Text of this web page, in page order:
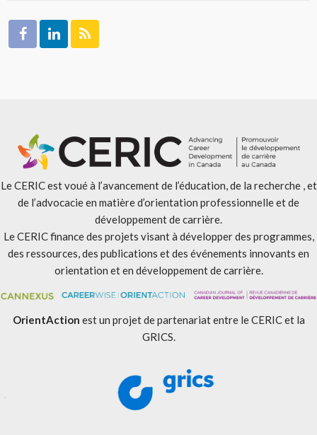
Le CERIC est voué à l’avancement de l’éducation, de la recherche , et
de l’advocacie en matière d’orientation professionnelle et de
développement de carrière.
Le CERIC finance des projets visant à développer des programmes,
des ressources, des publications et des événements innovants en
orientation et en développement de carrière.
OrientAction est un projet de partenariat entre le CERIC et la
GRICS.